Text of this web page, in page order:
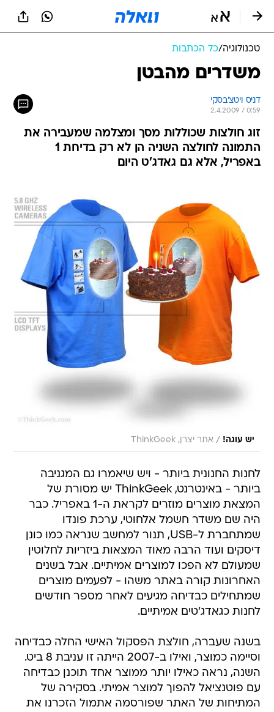
טכנולוגיה/כל הכתבות
משדרים מהבטן
דניס ויטצ'בסקי
2.4.2009 / 0:59
זוג חולצות שכוללות מסך ומצלמה שמעבירה את
התמונה לחולצה השניה הן לא רק בדיחת 1
באפריל, אלא גם גאדג'ט היום
יש עוגה! / אתר יצרן, ThinkGeek
לחנות החנונית ביותר - ויש שיאמרו גם המגניבה
ביותר - באינטרנט, ThinkGeek יש מסורת של
המצאת מוצרים מוזרים לקראת ה-1 באפריל. כבר
היה שם משדר חשמל אלחוטי, ערכת פונדו
שמתחברת ל-USB, תנור למחשב שנראה כמו כונן
דיסקים ועוד הרבה מאוד המצאות ביזריות לחלוטין
שמעולם לא הפכו למוצרים אמיתיים. אבל בשנים
האחרונות קורה באתר משהו - לפעמים מוצרים
שמתחילים כבדיחה מגיעים לאחר מספר חודשים
לחנות כגאדג'טים אמיתיים.
בשנה שעברה, חולצת הפסקול האישי החלה כבדיחה
וסיימה כמוצר, ואילו ב-2007 הייתה זו עניבת 8 ביט.
השנה, נראה כאילו יותר ממוצר אחד תוכנן כבדיחה
עם פוטנציאל להפוך למוצר אמיתי. בסקירה של
המתיחות של האתר שפורסמה אתמול הזכרנו את